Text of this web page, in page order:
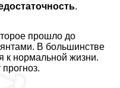
.
прошло до
В большинстве
к нормальной жизни.